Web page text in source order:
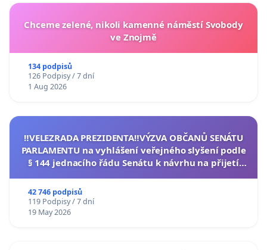
Chceme zelené, nikoli kamenné náměstí Svobody
ve Znojmě
134 podpisů
126 Podpisy / 7 dní
1 Aug 2026
‼️VELEZRADA PREZIDENTA‼️VÝZVA OBČANŮ SENÁTU
PARLAMENTU na vyhlášení veřejného slyšení podle
§ 144 jednacího řádu Senátu k návrhu na přijetí
42 746 podpisů
119 Podpisy / 7 dní
19 May 2026